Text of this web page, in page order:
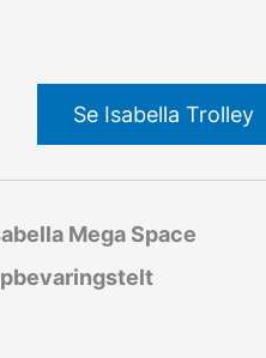
Se Isabella Trolley
Mega Space